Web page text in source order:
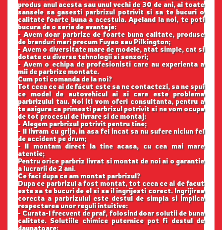
produs anul acesta sau unul vechi de 30 de ani, ai toate
sansele sa gasesti parbrizul potrivit si sa te bucuri o
calitate foarte buna a acestuia. Apeland la noi, te poti
bucura de o serie de avantaje:
- Avem doar parbrize de foarte buna calitate, produse
de branduri mari precum Fuyao sau Pilkington;
- Avem o diversitate mare de modele, atat simple, cat si
dotate cu diverse tehnologii si senzori;
- Avem o echipa de profesionisti care au experienta a
mii de parbrize montate.
Cum poti comanda de la noi?
Tot ceea ce ai de făcut este sa ne contactezi, sa ne spui
ce model de autovehicul ai si care este problema
parbrizului tau. Noi iti vom oferi consultanta, pentru a
te asigura ca primesti parbrizul potrivit si ne vom ocupa
de tot procesul de livrare si de montaj:
- Alegem parbrizul potrivit pentru tine;
- Il livram cu grija, in asa fel incat sa nu sufere niciun fel
de accident pe drum;
- Il montam direct la tine acasa, cu cea mai mare
atentie;
Pentru orice parbriz livrat si montat de noi ai o garantie
a lucrarii de 2 ani.
Ce faci dupa ce am montat parbrizul?
Dupa ce parbrizul a fost montat, tot ceea ce ai de facut
este sa te bucuri de el si sa il ingrijesti corect. Ingrijirea
corecta a parbrizului este destul de simpla si implica
respectarea unor reguli intuitive:
- Curata-l frecvent de praf, folosind doar solutii de buna
calitate. Solutiile chimice puternice pot fi destul de
daunatoare;